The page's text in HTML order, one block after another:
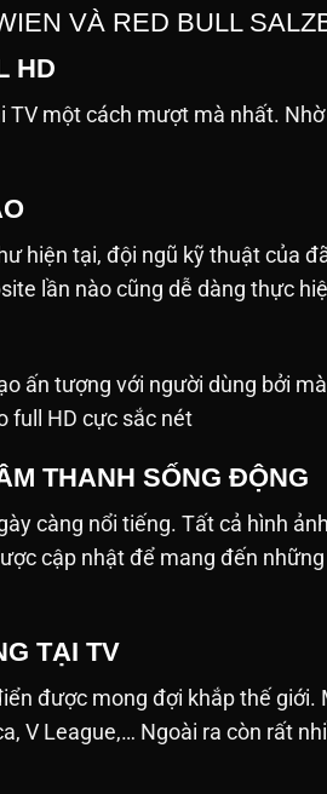
VÀ RED BULL
HD
một cách mượt mà nhất.
hiện tại, đội ngũ kỹ thuật của
lần nào cũng dễ dàng thực
ấn tượng với người dùng bởi
full HD cực sắc nét
THANH SỐNG ĐỘNG
càng nổi tiếng. Tất cả hình
cập nhật để mang đến
TẠI TV
được mong đợi khắp thế
V League,… Ngoài ra còn rất